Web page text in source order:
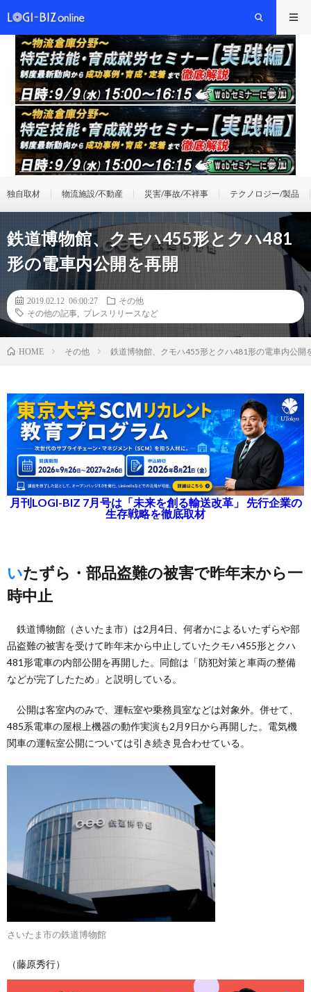
独自取材 物流施設/不動産 災害/事故/不祥事 テクノロジー/製品
鉄道博物館、クモハ455形とクハ481
形の電車内公開を再開
2019.02.12 06:00:27
その他
その他の記事
プレスリリースなど
HOME その他 鉄道博物館、クモハ455形とクハ481形の電車内公開
月刊LOGI-BIZ 7月号は「未来を創る輸送改革」 先行企業の
生存戦略を徹底取材
いたずら・部品盗難の被害で昨年末から一
時中止
鉄道博物館（さいたま市）は2月4日、何者かによるいたずらや部
品盗難の被害を受けて昨年末から中止していたクモハ455形とクハ
481形電車の内部公開を再開した。同館は「防犯対策と車両の整備
などが完了したため」と説明している。
公開は客室内のみで、運転室や乗務員室などは対象外。併せて、
485系電車の屋根上機器の動作実演も2月9日から再開した。電気機
関車の運転室公開については引き続き見合わせている。
さいたま市の鉄道博物館
（藤原秀行）